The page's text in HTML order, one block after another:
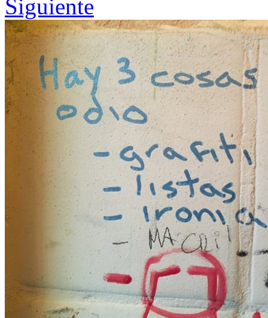
Siguiente